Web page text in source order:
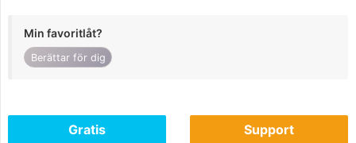
Min favoritlåt?
Berättar för dig
Gratis Support